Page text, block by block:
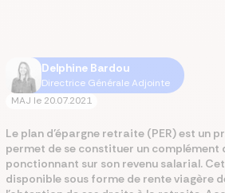
Delphine Bardou
Directrice Générale Adjointe
MAJ le 20.07.2021
Le plan d’épargne retraite (PER) est un
permet de se constituer un complément
ponctionnant sur son revenu salarial.
disponible sous forme de rente viagère